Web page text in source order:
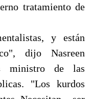
tratamiento de
y están
dijo Nasreen
ministro de las
"Los kurdos